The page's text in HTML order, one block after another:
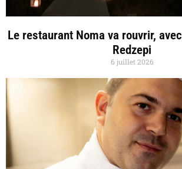
Le restaurant Noma va rouvrir,
Redzepi
6 juillet 2026